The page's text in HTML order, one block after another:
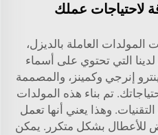
لاحتياجات عملك
العاملة بالديزل،
التي تحتوي على أسماء
إنرجي وكمينز، والمصممة
تم بناء هذه المولدات
وهذا يعني أنها تعمل
للأعطال بشكل متكرر. يمكن